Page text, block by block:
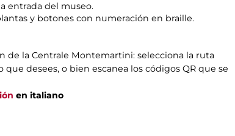
entrada del museo.
y botones con numeración en braille.
de la Centrale Montemartini: selecciona la ruta
desees, o bien escanea los códigos QR que se
en italiano